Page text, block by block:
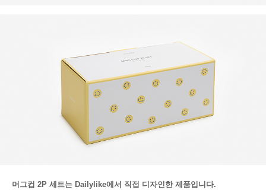
머그컵 2P 세트는 Dailylike에서 직접 디자인한 제품입니다.